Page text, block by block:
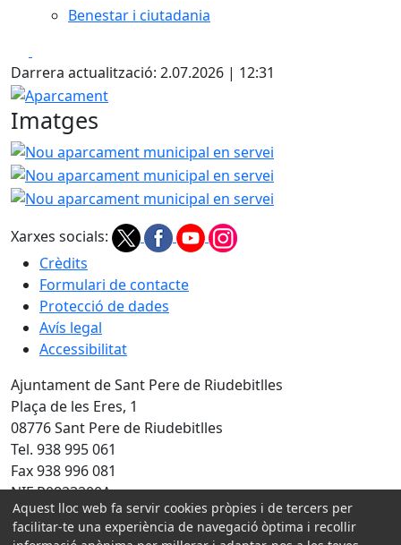
Benestar i ciutadania
Darrera actualització: 2.07.2026 | 12:31
Aparcament
Imatges
Nou aparcament municipal en servei
Xarxes socials:
Crèdits
Formulari de contacte
Protecció de dades
Avís legal
Accessibilitat
Ajuntament de Sant Pere de Riudebitlles
Plaça de les Eres, 1
08776 Sant Pere de Riudebitlles
Tel. 938 995 061
Fax 938 996 081
NIF P0823200A
Amb la col·laboració de:
Aquest lloc web fa servir cookies pròpies i de tercers per
facilitar-te una experiència de navegació òptima i recollir